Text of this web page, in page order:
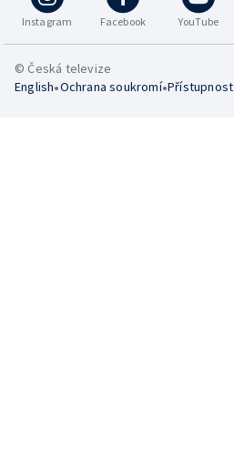
Instagram Facebook YouTube
© Česká televize
English•Ochrana soukromí•Přístupnost